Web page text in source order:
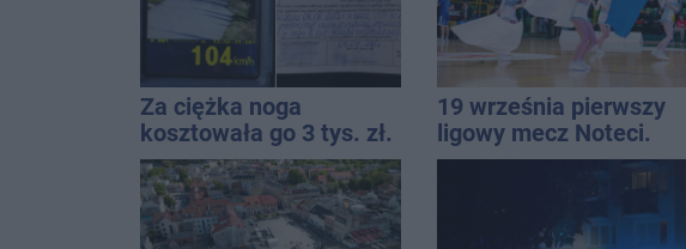
Za ciężka noga
kosztowała go 3 tys. zł.
Do tego 13 punktów
19 września pierwszy
ligowy mecz Noteci.
Znamy cały terminarz